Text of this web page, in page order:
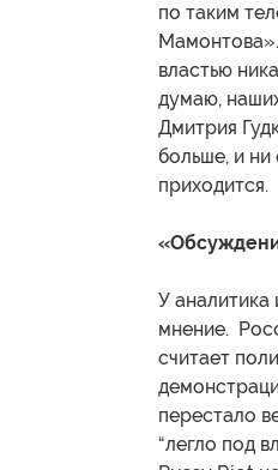
по таким
властью
думаю,
Дмитрия
больше, и ни
приходится.
У
мнение.
считает
перестало
“легло под